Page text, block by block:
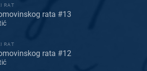
RAT
rata #13
RAT
rata #12